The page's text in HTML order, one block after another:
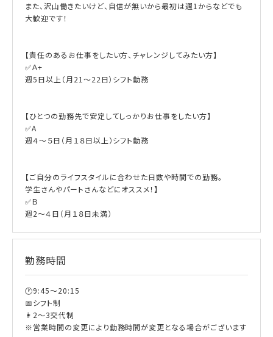
また、沢山働きたいけど、自信が無いから最初は週1からなどでも
大歓迎です！
【責任のあるお仕事をしたい方、チャレンジしてみたい方】
✅Ａ+
週5日以上（月21～22日）シフト勤務
【ひとつの勤務先で安定してしっかりお仕事をしたい方】
✅A
週４～５日（月１８日以上）シフト勤務
【ご自分のライフスタイルに合わせた日数や時間での勤務。
学生さんやパートさんなどにオススメ！】
✅Ｂ
週2～４日（月１８日未満）
勤務時間
🕐9:45～20:15
📅シフト制
👩2～3交代制
※営業時間の変更により勤務時間が変更となる場合がございます